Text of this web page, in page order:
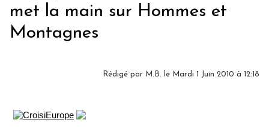
met la main sur Hommes et
Montagnes
Rédigé par M.B. le Mardi 1 Juin 2010 à 12:18